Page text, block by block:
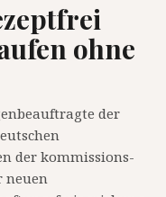
ohne
der
der kommissions-
neuen